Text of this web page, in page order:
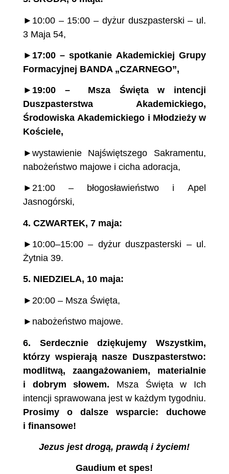
►10:00 – 15:00 – dyżur duszpasterski – ul.
3 Maja 54,
► 17:00 – spotkanie Akademickiej Grupy
Formacyjnej BANDA „CZARNEGO”,
► 19:00 – Msza Święta
w intencji
Duszpasterstwa
Akademickiego,
Środowiska Akademickiego i Młodzieży w
Kościele,
►wystawienie Najświętszego Sakramentu,
nabożeństwo majowe i cicha adoracja,
►21:00 – błogosławieństwo i Apel
Jasnogórski,
4. CZWARTEK, 7 maja:
►10:00–15:00 – dyżur duszpasterski – ul.
Żytnia 39.
5. NIEDZIELA, 10 maja:
►20:00 – Msza Święta,
►nabożeństwo majowe.
6.
Serdecznie dziękujemy Wszystkim,
którzy wspierają nasze Duszpasterstwo:
modlitwą, zaangażowaniem,
materialnie
i dobrym słowem. Msza Święta w Ich
intencji sprawowana jest w każdym tygodniu.
Prosimy o dalsze wsparcie: duchowe
i finansowe!
Jezus jest drogą, prawdą i życiem!
Gaudium et spes!